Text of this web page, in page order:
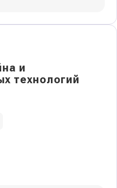
и
технологий